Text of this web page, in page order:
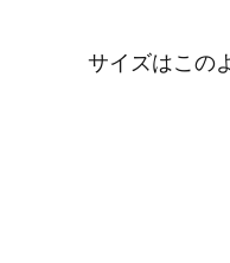
サイズはこの